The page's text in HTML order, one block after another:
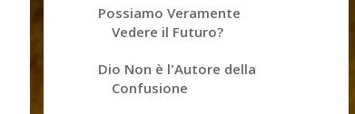
Possiamo Veramente
Vedere il Futuro?
Dio Non è l'Autore della
Confusione